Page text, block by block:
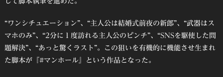
“ワンシチュエーション”、“主人公は結婚式前夜の新郎”、“武器はス
マホのみ”、“2分に１度訪れる主人公のピンチ”、“SNSを駆使した問
題解決”、“あっと驚くラスト”。この狙いを有機的に機能させ生まれ
た脚本が『#マンホール』という作品となった。